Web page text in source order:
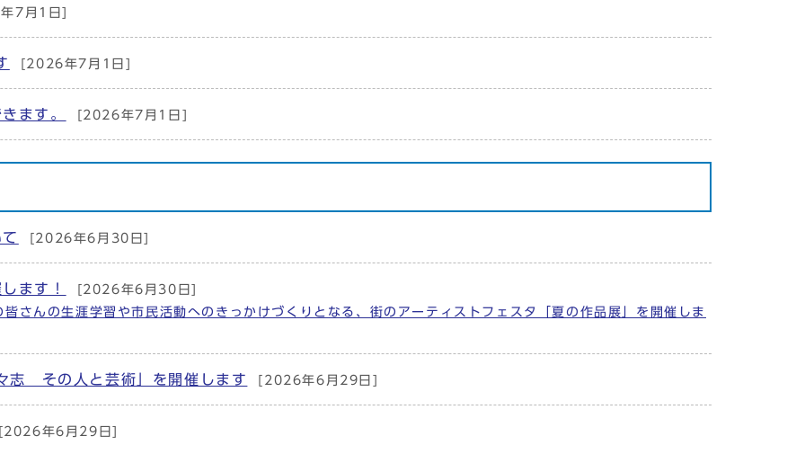
7月1日]
[2026年7月1日]
ます。 [2026年7月1日]
[2026年6月30日]
ます！
[2026年6月30日]
さんの生涯学習や市民活動へのきっかけづくりとなる、街のアーティストフェスタ「夏の作品展」を開催しま
志 その人と芸術」を開催します [2026年6月29日]
[2026年6月29日]